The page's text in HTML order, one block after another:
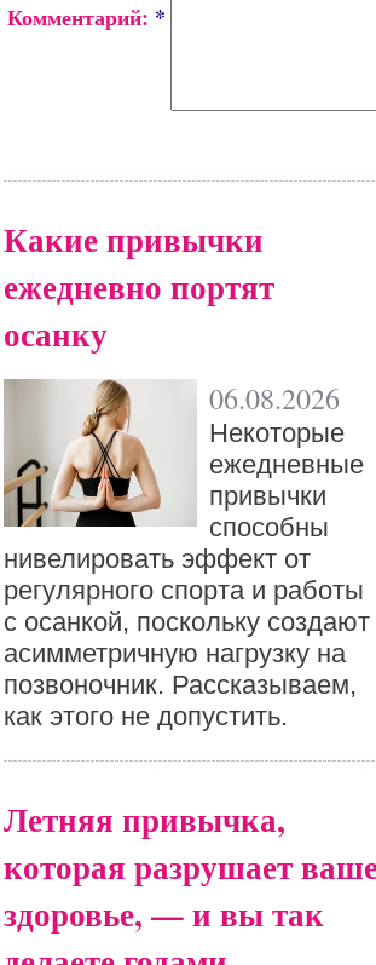
Комментарий: *
Какие привычки
ежедневно портят
осанку
06.08.2026
Некоторые
ежедневные
привычки
способны
нивелировать эффект от
регулярного спорта и работы
с осанкой, поскольку создают
асимметричную нагрузку на
позвоночник. Рассказываем,
как этого не допустить.
Летняя привычка,
которая разрушает
здоровье, — и вы так